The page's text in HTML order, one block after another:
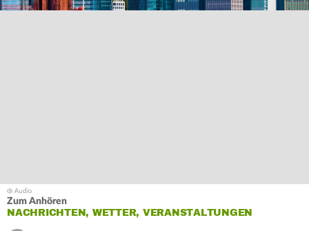
Zum Anhören
NACHRICHTEN, WETTER, VERANSTALTUNGEN